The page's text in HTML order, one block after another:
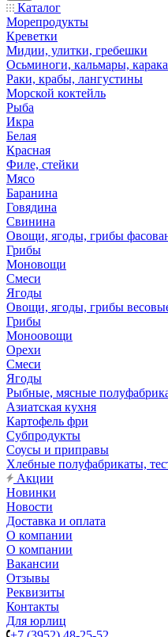
Каталог
Морепродукты
Креветки
Мидии, улитки, гребешки
Осьминоги, кальмары,
Раки, крабы, лангустины
Морской коктейль
Рыба
Икра
Белая
Красная
Филе, стейки
Мясо
Баранина
Говядина
Свинина
Овощи, ягоды, грибы
Грибы
Моновощи
Смеси
Ягоды
Овощи, ягоды, грибы
Грибы
Моноовощи
Орехи
Смеси
Ягоды
Рыбные, мясные
Азиатская кухня
Картофель фри
Субпродукты
Соусы и приправы
Хлебные полуфабрикаты,
Акции
Новинки
Новости
Доставка и оплата
О компании
О компании
Вакансии
Отзывы
Реквизиты
Контакты
Для юрлиц